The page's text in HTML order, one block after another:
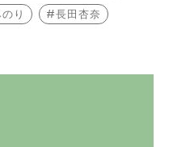
り
長田杏奈